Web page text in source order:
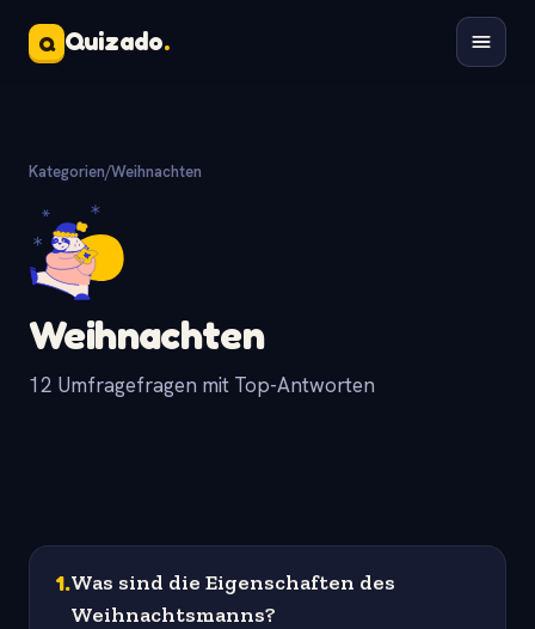
Q Quizado.
Kategorien/Weihnachten
Weihnachten
12 Umfragefragen mit Top-Antworten
1.Was sind die Eigenschaften des
Weihnachtsmanns?